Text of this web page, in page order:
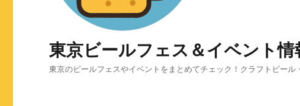
東京ビールフェス＆イベント
東京のビールフェスやイベントをまとめてチェック！クラフトビール